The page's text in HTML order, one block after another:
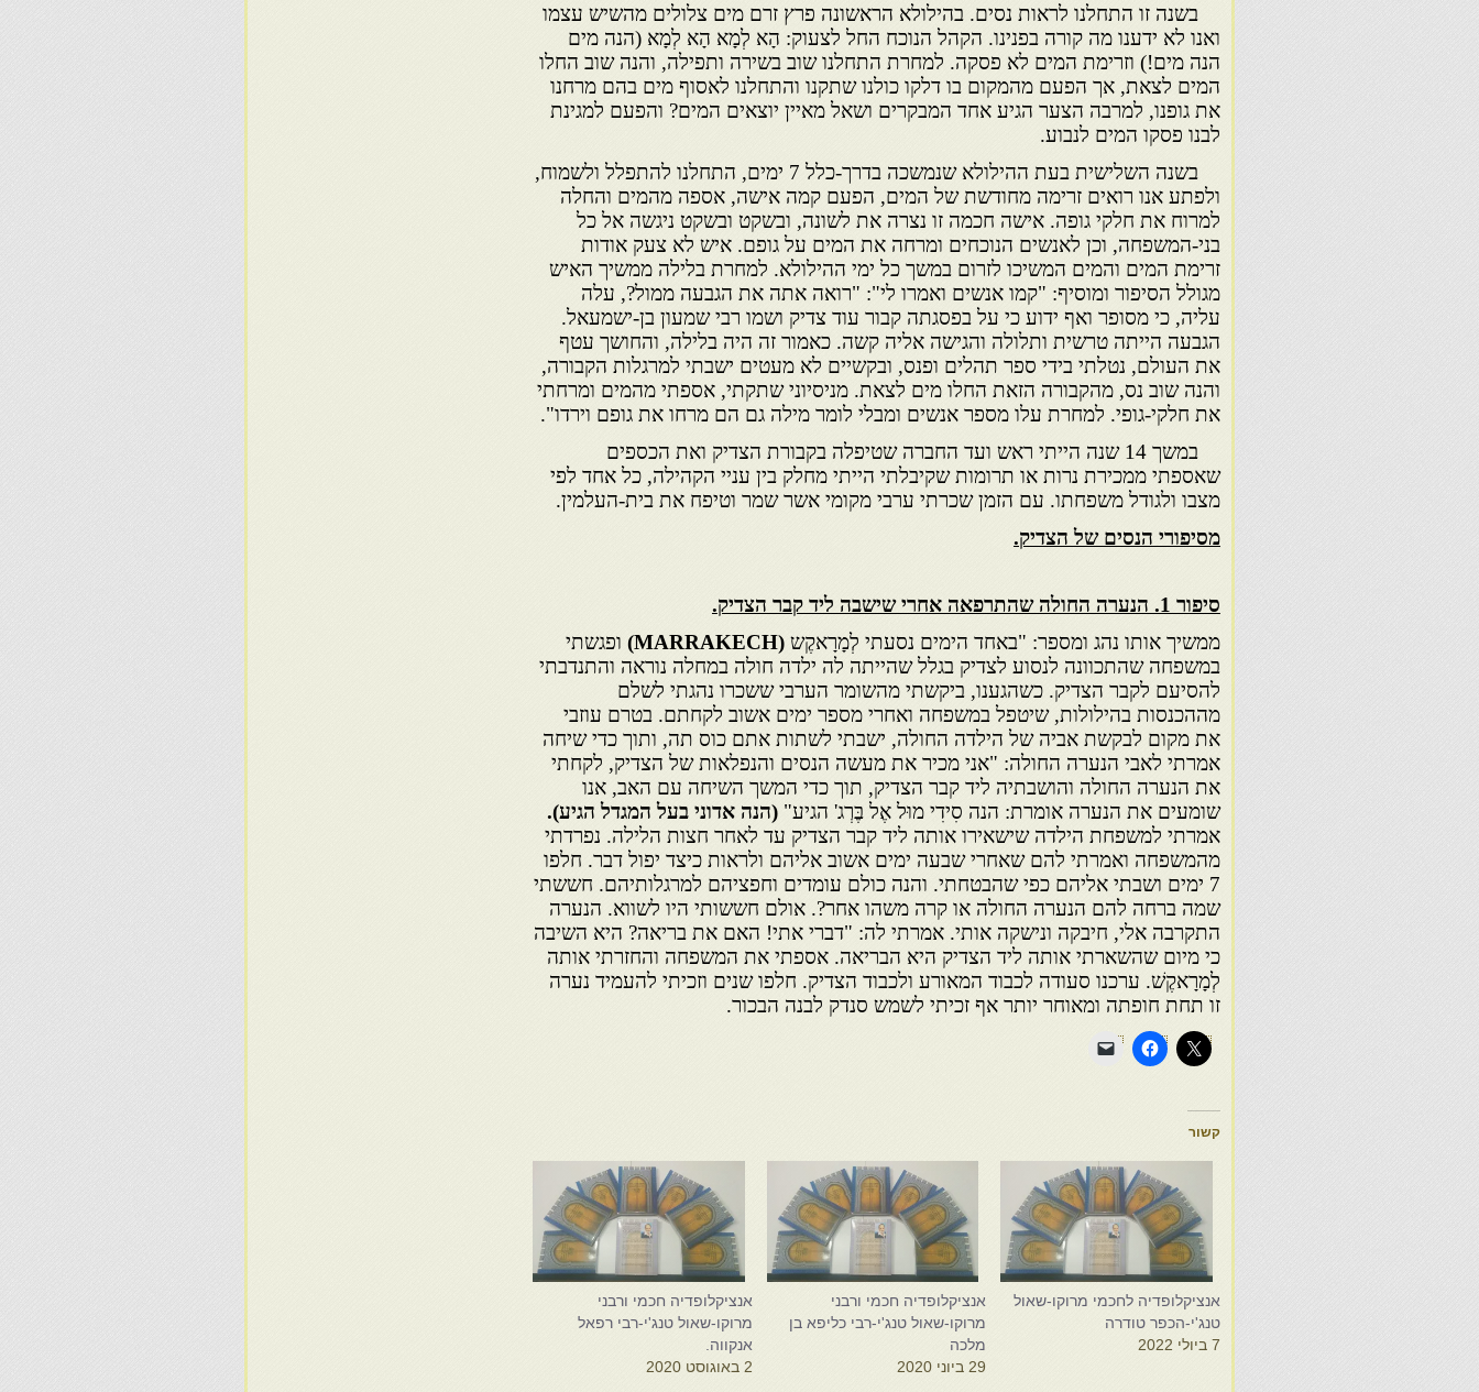
בשנה זו התחלנו לראות נסים. בהילולא הראשונה פרץ זרם מים צלולים מהשיש עצמו
ואנו לא ידענו מה קורה בפנינו. הקהל הנוכח החל לצעוק: הָא לְמָא הָא לְמָא (הנה מים
הנה מים!) וזרימת המים לא פסקה. למחרת התחלנו שוב בשירה ותפילה, והנה שוב החלו
המים לצאת, אך הפעם מהמקום בו דלקו כולנו שתקנו והתחלנו לאסוף מים בהם מרחנו
את גופנו, למרבה הצער הגיע אחד המבקרים ושאל מאיין יוצאים המים? והפעם למגינת
לבנו פסקו המים לנבוע.
בשנה השלישית בעת ההילולא שנמשכה בדרך-כלל 7 ימים, התחלנו להתפלל ולשמוח,
ולפתע אנו רואים זרימה מחודשת של המים, הפעם קמה אישה, אספה מהמים והחלה
למרוח את חלקי גופה. אישה חכמה זו נצרה את לשונה, ובשקט ובשקט ניגשה אל כל
בני-המשפחה, וכן לאנשים הנוכחים ומרחה את המים על גופם. איש לא צעק אודות
זרימת המים והמים המשיכו לזרום במשך כל ימי ההילולא. למחרת בלילה ממשיך האיש
מגולל הסיפור ומוסיף: "קמו אנשים ואמרו לי": "רואה אתה את הגבעה ממול?, עלה
עליה, כי מסופר ואף ידוע כי על בפסגתה קבור עוד צדיק ושמו רבי שמעון בן-ישמעאל.
הגבעה הייתה טרשית ותלולה והגישה אליה קשה. כאמור זה היה בלילה, והחושך עטף
את העולם, נטלתי בידי ספר תהלים ופנס, ובקשיים לא מעטים ישבתי למרגלות הקבורה,
והנה שוב נס, מהקבורה הזאת החלו מים לצאת. מניסיוני שתקתי, אספתי מהמים ומרחתי
את חלקי-גופי. למחרת עלו מספר אנשים ומבלי לומר מילה גם הם מרחו את גופם וירדו".
במשך 14 שנה הייתי ראש ועד החברה שטיפלה בקבורת הצדיק ואת הכספים
שאספתי ממכירת נרות או תרומות שקיבלתי הייתי מחלק בין עניי הקהילה, כל אחד לפי
מצבו ולגודל משפחתו. עם הזמן שכרתי ערבי מקומי אשר שמר וטיפח את בית-העלמין.
מסיפורי הנסים של הצדיק.
סיפור 1. הנערה החולה שהתרפאה אחרי שישבה ליד קבר הצדיק.
ממשיך אותו נהג ומספר: "באחד הימים נסעתי לְמָרָאקֶש (
MARRAKECH
) ופגשתי
במשפחה שהתכוונה לנסוע לצדיק בגלל שהייתה לה ילדה חולה במחלה נוראה והתנדבתי
להסיעם לקבר הצדיק. כשהגענו, ביקשתי מהשומר הערבי ששכרו נהגתי לשלם
מההכנסות בהילולות, שיטפל במשפחה ואחרי מספר ימים אשוב לקחתם. בטרם עוזבי
את מקום לבקשת אביה של הילדה החולה, ישבתי לשתות אתם כוס תה, ותוך כדי שיחה
אמרתי לאבי הנערה החולה: "אני מכיר את מעשה הנסים והנפלאות של הצדיק, לקחתי
את הנערה החולה והושבתיה ליד קבר הצדיק, תוך כדי המשך השיחה עם האב, אנו
שומעים את הנערה אומרת: הנה סִידִי מוּל אֶל בֶּרְג' הגיע" (הנה אדוני בעל המגדל הגיע).
אמרתי למשפחת הילדה שישאירו אותה ליד קבר הצדיק עד לאחר חצות הלילה. נפרדתי
מהמשפחה ואמרתי להם שאחרי שבעה ימים אשוב אליהם ולראות כיצד יפול דבר. חלפו
7 ימים ושבתי אליהם כפי שהבטחתי. והנה כולם עומדים וחפציהם למרגלותיהם. חששתי
שמה ברחה להם הנערה החולה או קרה משהו אחר?. אולם חששותי היו לשווא. הנערה
התקרבה אלי, חיבקה ונישקה אותי. אמרתי לה: "דברי אתי! האם את בריאה? היא השיבה
כי מיום שהשארתי אותה ליד הצדיק היא הבריאה. אספתי את המשפחה והחזרתי אותה
לְמָרָאקֶשׁ. ערכנו סעודה לכבוד המאורע ולכבוד הצדיק. חלפו שנים וזכיתי להעמיד נערה
זו תחת חופתה ומאוחר יותר אף זכיתי לשמש סנדק לבנה הבכור.
קשור
אנציקלופדיה לחכמי מרוקו-שאול
טנג'י-הכפר טודרה
7 ביולי 2022
אנציקלופדיה חכמי ורבני
מרוקו-שאול טנג'י-רבי כליפא בן
מלכה
29 ביוני 2020
אנציקלופדיה חכמי ורבני
מרוקו-שאול טנג'י-רבי רפאל
אנקווה.
2 באוגוסט 2020